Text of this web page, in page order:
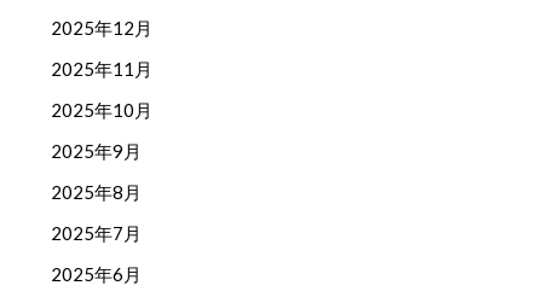
2025年12月
2025年11月
2025年10月
2025年9月
2025年8月
2025年7月
2025年6月